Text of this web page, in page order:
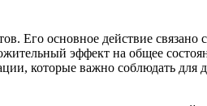
Его основное действие связано
эффект на общее
которые важно соблюдать для